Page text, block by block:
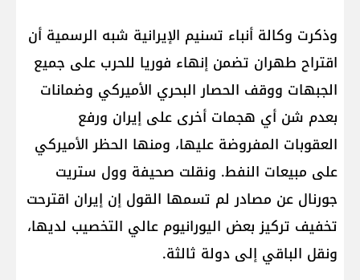
وذكرت وكالة أنباء تسنيم الإيرانية شبه الرسمية أن
اقتراح طهران تضمن إنهاء فوريا للحرب على جميع
الجبهات ووقف الحصار البحري الأميركي وضمانات
بعدم شن أي هجمات أخرى على إيران ورفع
العقوبات المفروضة عليها، ومنها الحظر الأميركي
على مبيعات النفط. ونقلت صحيفة وول ستريت
جورنال عن مصادر لم تسمها القول إن إيران اقترحت
تخفيف تركيز بعض اليورانيوم عالي التخصيب لديها،
ونقل الباقي إلى دولة ثالثة.